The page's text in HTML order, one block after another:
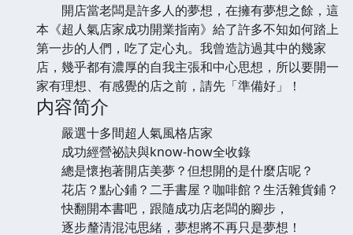
開店當老闆是許多人的夢想，在擁有夢想之餘，這
本《超人氣店家成功開業指南》給了許多不知如何踏上
第一步的人們，吃了定心丸。我曾造訪過其中的幾家
店，幾乎都有濃厚的自我主張和中心思想，所以要開一
家有理想、有感覺的店之前，請先「準備好」！
内容简介
嚴選十多間超人氣風格店家
成功經營祕訣與know-how全收錄
總是懷抱著開店美夢？但想開的是什麼店呢？
花店？點心鋪？二手書屋？咖啡館？生活雜貨鋪？
快翻開本書吧，跟隨成功店老闆的腳步，
逐步釐清混沌思緒，夢想將不再只是夢想！